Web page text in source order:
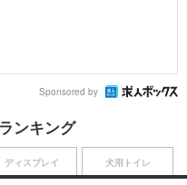
Sponsored by
ンキング
ディスプレイ 犬用トイレ